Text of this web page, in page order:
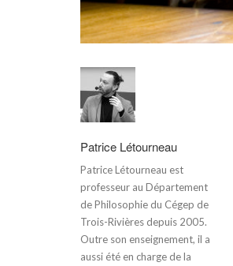
Patrice Létourneau
Patrice Létourneau est
professeur au Département
de Philosophie du Cégep de
Trois-Rivières depuis 2005.
Outre son enseignement, il a
aussi été en charge de la